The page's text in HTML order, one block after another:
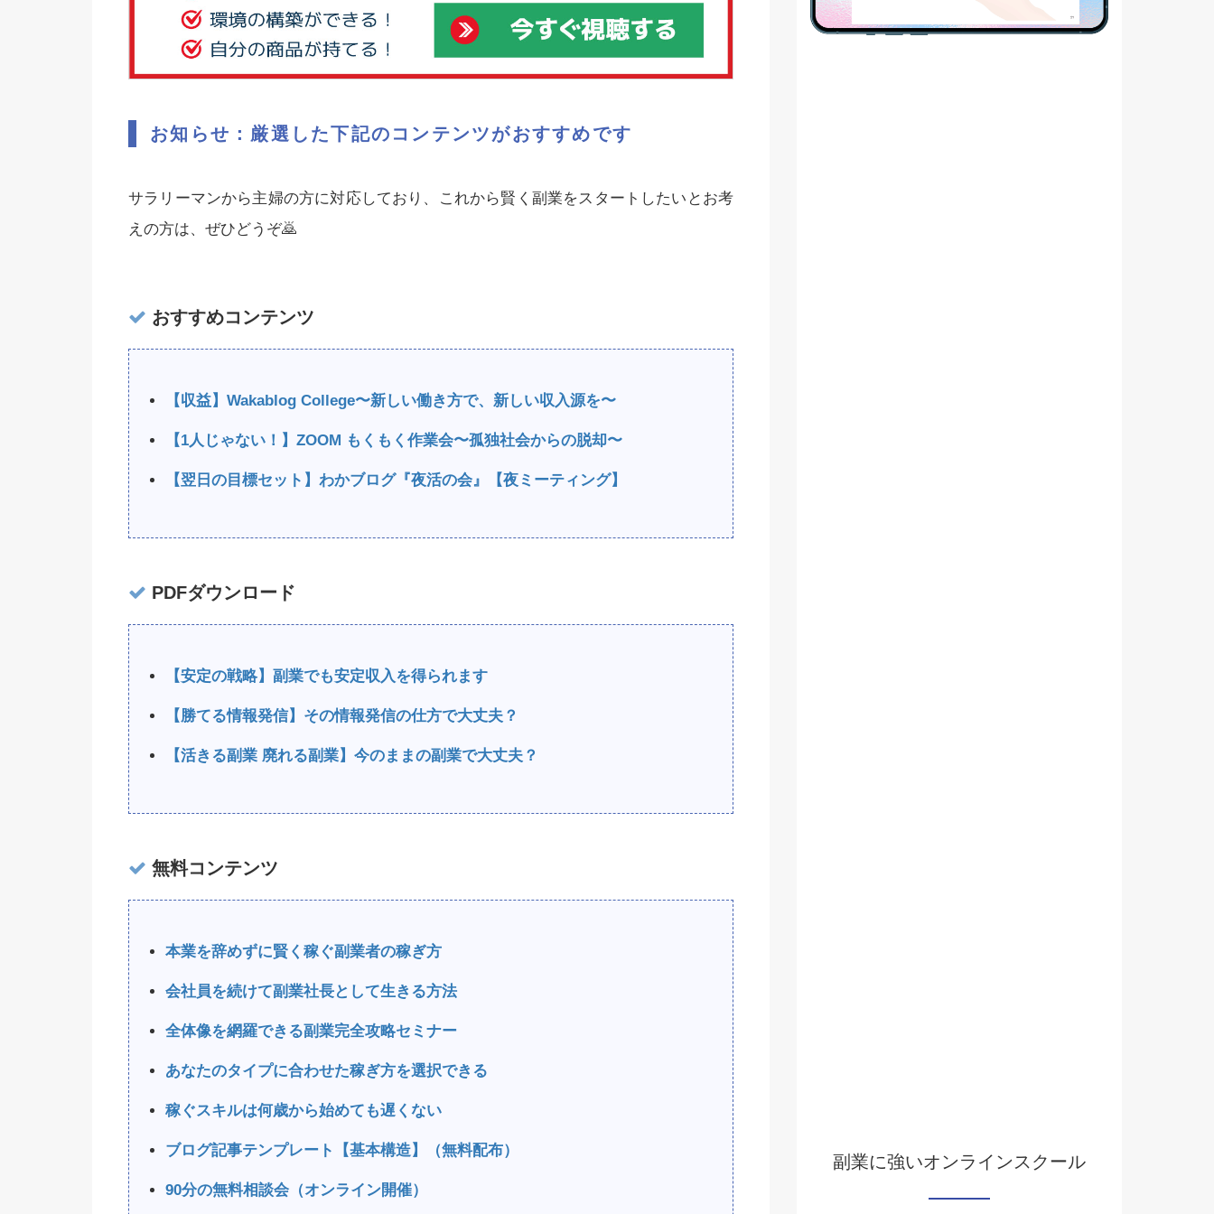
お知らせ：厳選した下記のコンテンツがおすすめです
サラリーマンから主婦の方に対応しており、これから賢く副業をスタートしたいとお考
えの方は、ぜひどうぞ🙇‍
おすすめコンテンツ
【収益】Wakablog College〜新しい働き方で、新しい収入源を〜
【1人じゃない！】ZOOM もくもく作業会〜孤独社会からの脱却〜
【翌日の目標セット】わかブログ『夜活の会』【夜ミーティング】
PDFダウンロード
【安定の戦略】副業でも安定収入を得られます
【勝てる情報発信】その情報発信の仕方で大丈夫？
【活きる副業 廃れる副業】今のままの副業で大丈夫？
無料コンテンツ
本業を辞めずに賢く稼ぐ副業者の稼ぎ方
会社員を続けて副業社長として生きる方法
全体像を網羅できる副業完全攻略セミナー
あなたのタイプに合わせた稼ぎ方を選択できる
稼ぐスキルは何歳から始めても遅くない
ブログ記事テンプレート【基本構造】（無料配布）
90分の無料相談会（オンライン開催）
副業に強いオンラインスクール